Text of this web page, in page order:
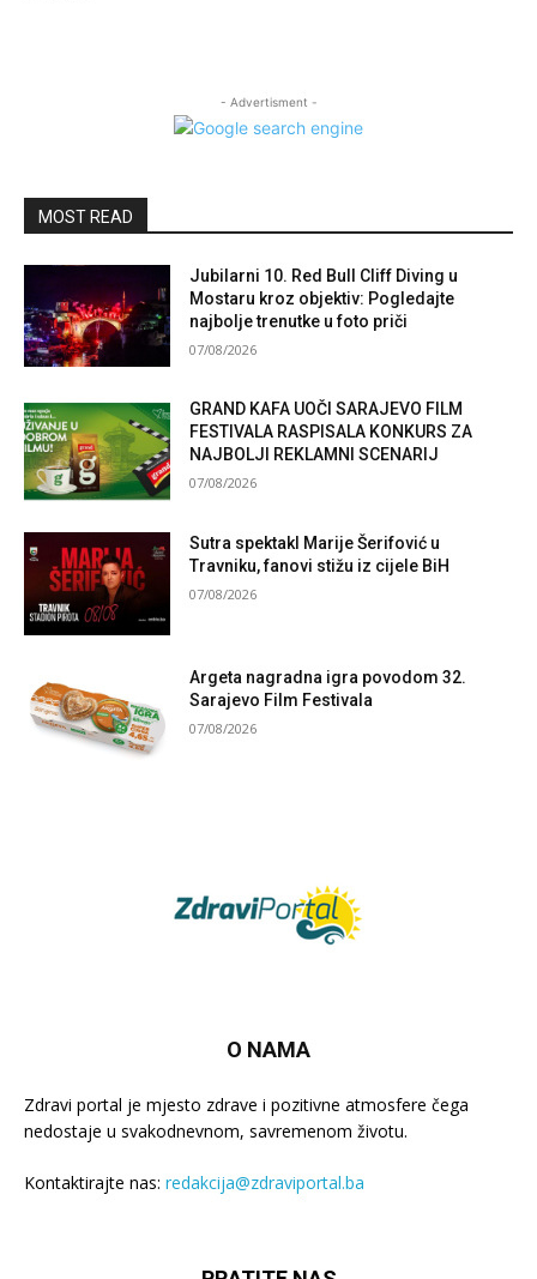
- Advertisment -
MOST READ
Jubilarni 10. Red Bull Cliff Diving u
Mostaru kroz objektiv: Pogledajte
najbolje trenutke u foto priči
07/08/2026
GRAND KAFA UOČI SARAJEVO FILM
FESTIVALA RASPISALA KONKURS ZA
NAJBOLJI REKLAMNI SCENARIJ
07/08/2026
Sutra spektakl Marije Šerifović u
Travniku, fanovi stižu iz cijele BiH
07/08/2026
Argeta nagradna igra povodom 32.
Sarajevo Film Festivala
07/08/2026
O NAMA
Zdravi portal je mjesto zdrave i pozitivne atmosfere čega
nedostaje u svakodnevnom, savremenom životu.
Kontaktirajte nas: redakcija@zdraviportal.ba